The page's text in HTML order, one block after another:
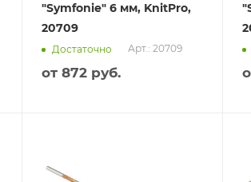
"Symfonie" 6 мм, KnitPro,
20709
Достаточно Арт.: 20709
от 872 руб.